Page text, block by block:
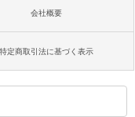
会社概要
特定商取引法に基づく表示